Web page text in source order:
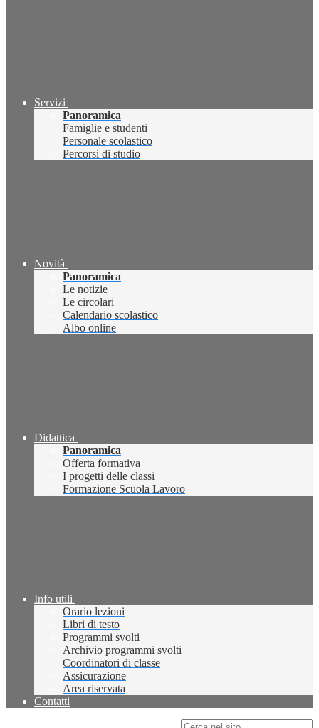
Servizi
Panoramica
Famiglie e studenti
Personale scolastico
Percorsi di studio
Novità
Panoramica
Le notizie
Le circolari
Calendario scolastico
Albo online
Didattica
Panoramica
Offerta formativa
I progetti delle classi
Formazione Scuola Lavoro
Info utili
Orario lezioni
Libri di testo
Programmi svolti
Archivio programmi svolti
Coordinatori di classe
Assicurazione
Area riservata
Contatti